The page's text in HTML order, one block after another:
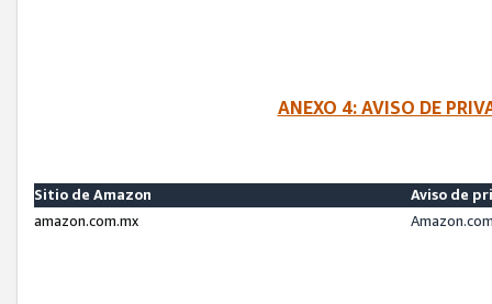
ANEXO 4: AVISO DE
Sitio de Amazon
Aviso de
amazon.com.mx